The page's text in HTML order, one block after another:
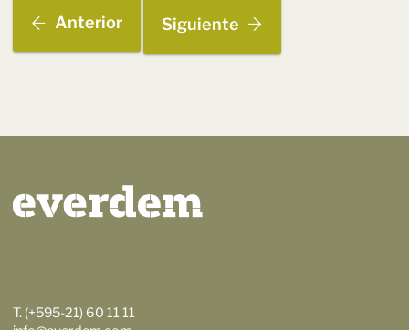
Anterior Siguiente
T. (+595-21) 60 11 11